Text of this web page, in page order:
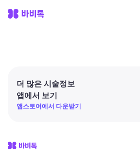
더 많은 시술정보
앱에서 보기
앱스토어에서 다운받기